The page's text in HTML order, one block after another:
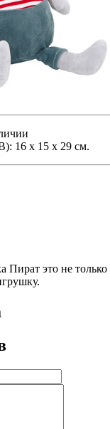
16 х 15 х 29 см.
Пират это не